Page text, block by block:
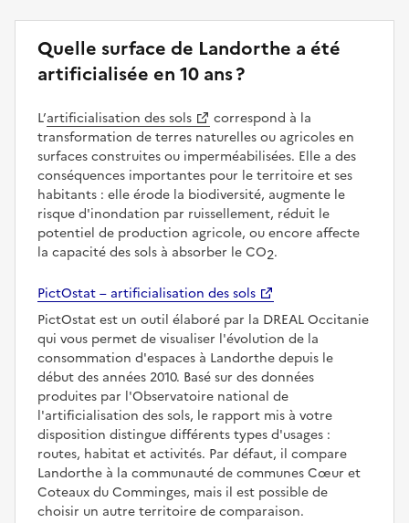
Quelle surface de Landorthe a été
artificialisée en 10 ans ?
L’artificialisation des sols
correspond à la
transformation de terres naturelles ou agricoles en
surfaces construites ou imperméabilisées. Elle a des
conséquences importantes pour le territoire et ses
habitants : elle érode la biodiversité, augmente le
risque d'inondation par ruissellement, réduit le
potentiel de production agricole, ou encore affecte
la capacité des sols à absorber le CO2.
PictOstat – artificialisation des sols
PictOstat est un outil élaboré par la DREAL Occitanie
qui vous permet de visualiser l'évolution de la
consommation d'espaces à Landorthe depuis le
début des années 2010. Basé sur des données
produites par l'Observatoire national de
l'artificialisation des sols, le rapport mis à votre
disposition distingue différents types d'usages :
routes, habitat et activités. Par défaut, il compare
Landorthe à la communauté de communes Cœur et
Coteaux du Comminges, mais il est possible de
choisir un autre territoire de comparaison.